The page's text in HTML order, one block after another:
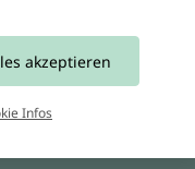
akzeptieren
Infos